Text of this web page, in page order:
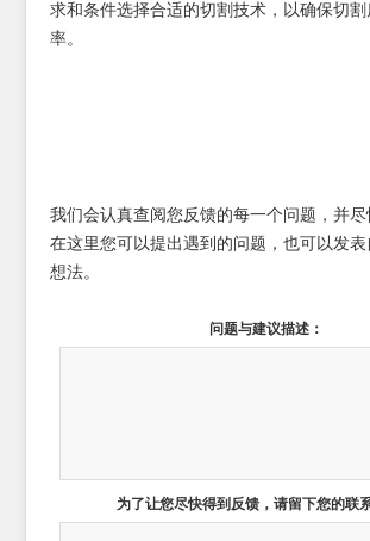
求和条件选择合适的切割技术，以确保切
率。
我们会认真查阅您反馈的每一个问题，并尽
在这里您可以提出遇到的问题，也可以发表
想法。
问题与建议描述：
为了让您尽快得到反馈，请留下您的联